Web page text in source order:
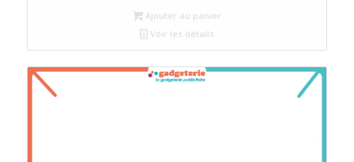
Ajouter au panier
Voir les détails